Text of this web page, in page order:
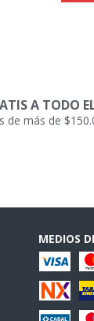
A TODO
de más de
MEDIOS